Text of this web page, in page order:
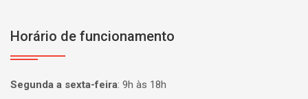
Horário de funcionamento
Segunda a sexta-feira: 9h às 18h